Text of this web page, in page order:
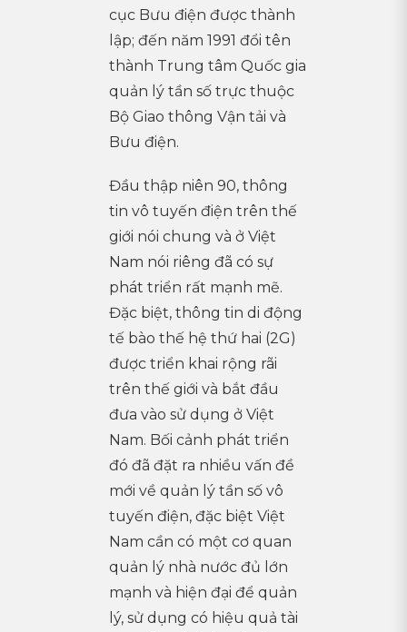
cục Bưu điện được thành
lập; đến năm 1991 đổi tên
thành Trung tâm Quốc gia
quản lý tần số trực thuộc
Bộ Giao thông Vận tải và
Bưu điện.
Đầu thập niên 90, thông
tin vô tuyến điện trên thế
giới nói chung và ở Việt
Nam nói riêng đã có sự
phát triển rất mạnh mẽ.
Đặc biệt, thông tin di động
tế bào thế hệ thứ hai (2G)
được triển khai rộng rãi
trên thế giới và bắt đầu
đưa vào sử dụng ở Việt
Nam. Bối cảnh phát triển
đó đã đặt ra nhiều vấn đề
mới về quản lý tần số vô
tuyến điện, đặc biệt Việt
Nam cần có một cơ quan
quản lý nhà nước đủ lớn
mạnh và hiện đại để quản
lý, sử dụng có hiệu quả tài